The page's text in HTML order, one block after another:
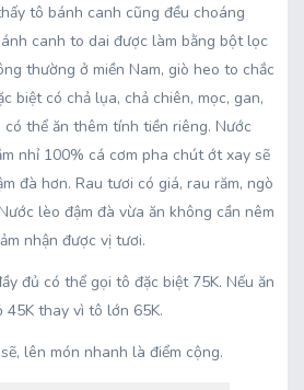
tô bánh canh cũng đều choáng
canh to dai được làm bằng bộtlọc
thường ở miền Nam, giò heo to chắc
biệt có chả lụa, chả chiên, mọc, gan,
thể ăn thêm tính tiền riêng. Nước
nhỉ 100% cá cơm pha chút ớt xay sẽ
đà hơn. Rau tươi có giá, rau răm, ngò
lèo đậm đà vừa ăn không cần nêm
nhận được vị tươi.
đủ có thể gọi tô đặc biệt 75K. Nếu ăn
thay vì tô lớn 65K.
lên món nhanh là điểm cộng.